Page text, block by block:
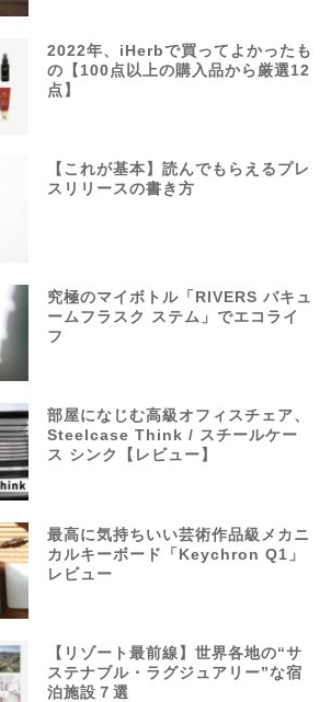
2022年、iHerbで買ってよかったも
の【100点以上の購入品から厳選12
点】
【これが基本】読んでもらえるプレ
スリリースの書き方
究極のマイボトル「RIVERS バキュ
ームフラスク ステム」でエコライ
フ
部屋になじむ高級オフィスチェア、
Steelcase Think / スチールケー
ス シンク【レビュー】
最高に気持ちいい芸術作品級メカニ
カルキーボード「Keychron Q1」
レビュー
【リゾート最前線】世界各地の“サ
ステナブル・ラグジュアリー”な宿
泊施設７選